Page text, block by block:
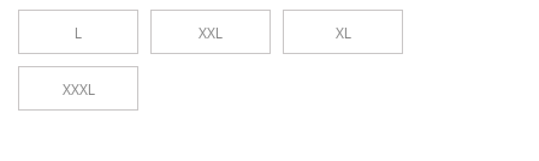
L XXL XL
XXXL